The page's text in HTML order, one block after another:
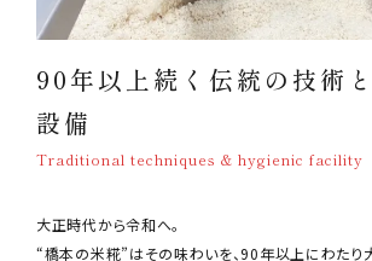
90年以上続く伝統の技術
設備
Traditional techniques & hygienic facility
大正時代から令和へ。
“橋本の米糀”はその味わいを、90年以上にわたり